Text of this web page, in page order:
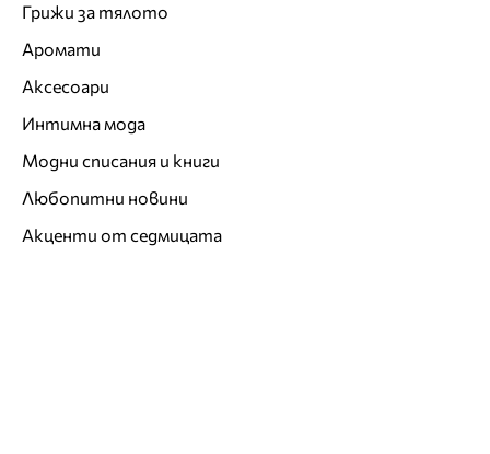
Грижи за тялото
Аромати
Аксесоари
Интимна мода
Модни списания и книги
Любопитни новини
Акценти от седмицата